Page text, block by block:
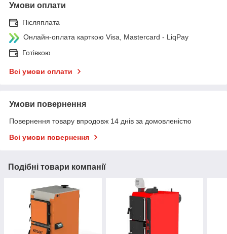
Умови оплати
Післяплата
Онлайн-оплата карткою Visa, Mastercard - LiqPay
Готівкою
Всі умови оплати
Умови повернення
Повернення товару впродовж 14 днів за домовленістю
Всі умови повернення
Подібні товари компанії